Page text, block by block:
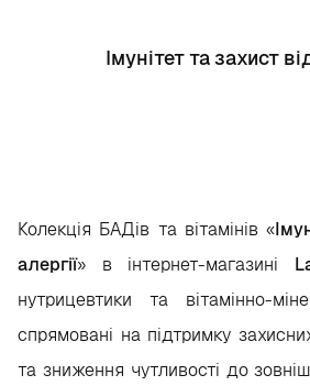
Імунітет та захист
Колекція БАДів та вітамінів «
алергії» в інтернет-магазині
нутрицевтики та вітамінно-
спрямовані на підтримку
та зниження чутливості до